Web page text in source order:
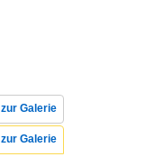
zur Galerie
zur Galerie